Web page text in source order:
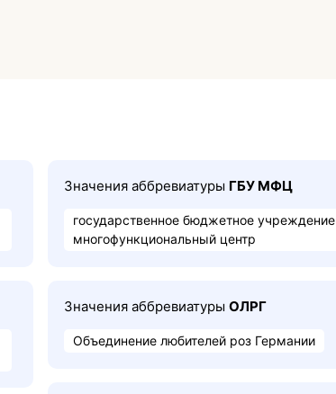
Значения аббревиатуры ГБУ МФЦ
государственное бюджетное учреждение
многофункциональный центр
Значения аббревиатуры ОЛРГ
Объединение любителей роз Германии